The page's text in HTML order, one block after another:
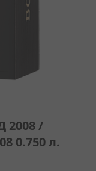
2008 /
0.750 л.